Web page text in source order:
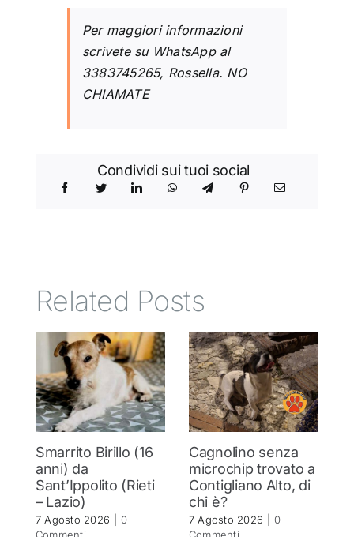
Per maggiori informazioni
scrivete su WhatsApp al
3383745265, Rossella. NO
CHIAMATE
Condividi sui tuoi social
Related Posts
Smarrito Birillo (16
anni) da
Sant’Ippolito (Rieti
– Lazio)
7 Agosto 2026
0
Cagnolino senza
microchip trovato a
Contigliano Alto, di
chi è?
7 Agosto 2026
0